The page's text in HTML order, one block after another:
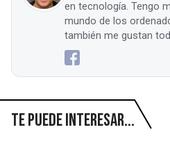
en tecnología. Tengo
mundo de los
también me gustan
Te puede interesar...